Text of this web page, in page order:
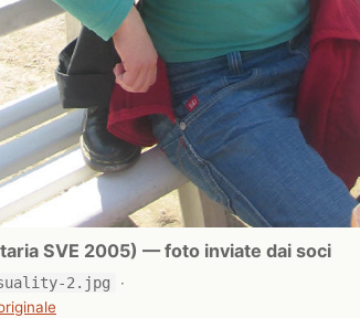
SVE 2005) — foto inviate dai soci
2.jpg
·